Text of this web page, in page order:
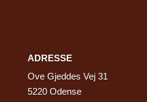
ADRESSE
Ove Gjeddes Vej 31
5220 Odense